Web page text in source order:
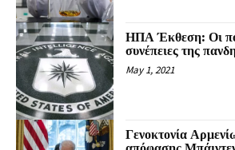
ΗΠΑ Έκθεση: Οι
συνέπειες της
May 1, 2021
Γενοκτονία